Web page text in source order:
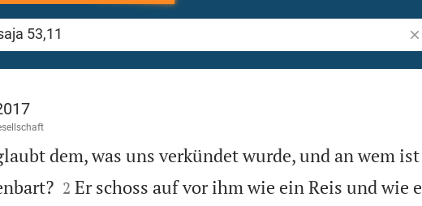
dem, was uns verkündet wurde, und an wem

2 Er schoss auf vor ihm wie ein Reis und wie